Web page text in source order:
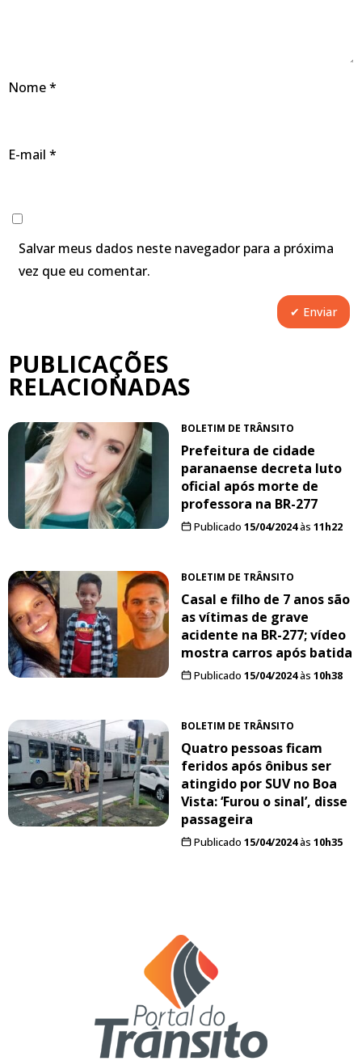
Nome*
E-mail *
Salvar meus dados neste navegador para a próxima
vez que eu comentar.
PUBLICAÇÕES
RELACIONADAS
BOLETIM DE TRÂNSITO
Prefeitura de cidade
paranaense decreta luto
oficial após morte de
professora na BR-277
Publicado 15/04/2024às 11h22
BOLETIM DE TRÂNSITO
Casal e filho de 7 anos são
as vítimas de grave
acidente na BR-277; vídeo
mostra carros após batida
Publicado 15/04/2024às 10h38
BOLETIM DE TRÂNSITO
Quatro pessoas ficam
feridos após ônibus ser
atingido por SUV no Boa
Vista: ‘Furou o sinal’, disse
passageira
Publicado 15/04/2024às 10h35